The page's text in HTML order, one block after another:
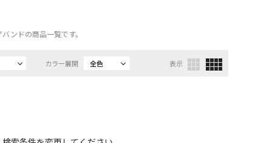
ンドの商品一覧です。
カラー展開 全色 表示